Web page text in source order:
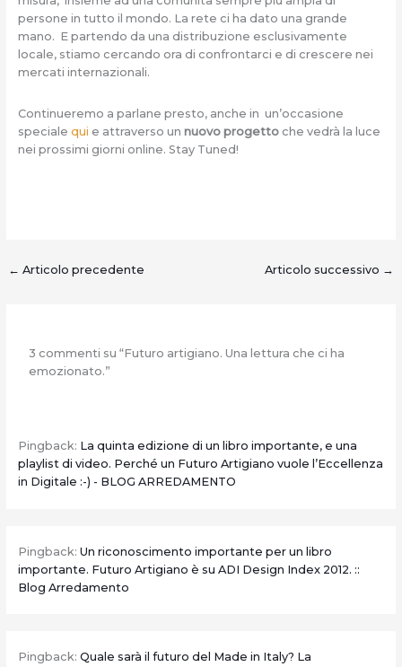
persone in tutto il mondo. La rete ci ha dato una grande
mano. E partendo da una distribuzione esclusivamente
locale, stiamo cercando ora di confrontarci e di crescere nei
mercati internazionali.
Continueremo a parlane presto, anche in un’occasione
speciale qui e attraverso un nuovo progettoche vedrà la luce
nei prossimi giorni online. Stay Tuned!
← Articolo precedente Articolo successivo →
3 commenti su “Futuro artigiano. Una lettura che ci ha
emozionato.”
Pingback: La quinta edizione di un libro importante, e una
playlist di video. Perché un Futuro Artigiano vuole l’Eccellenza
in Digitale :-) - BLOG ARREDAMENTO
Pingback: Un riconoscimento importante per un libro
importante. Futuro Artigiano è su ADI Design Index 2012. ::
Blog Arredamento
Pingback: Quale sarà il futuro del Made in Italy? La